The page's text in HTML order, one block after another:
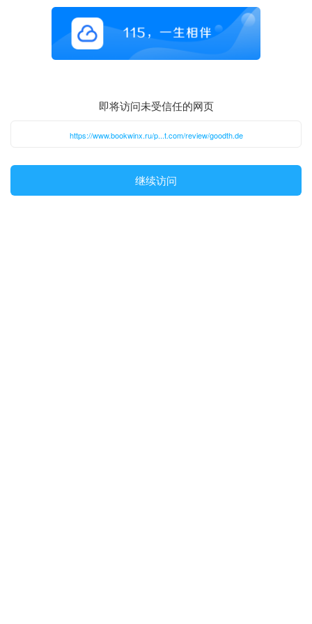
即将访问未受信任的网页
https://www.bookwinx.ru/p...t.com/review/goodth.de
继续访问